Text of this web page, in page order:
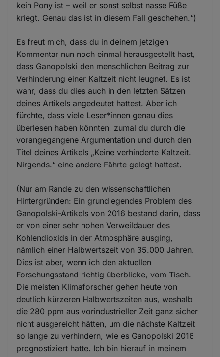
kein Pony ist – weil er sonst selbst nasse Füße
kriegt. Genau das ist in diesem Fall geschehen.“)
Es freut mich, dass du in deinem jetzigen
Kommentar nun noch einmal herausgestellt hast,
dass Ganopolski den menschlichen Beitrag zur
Verhinderung einer Kaltzeit nicht leugnet. Es ist
wahr, dass du dies auch in den letzten Sätzen
deines Artikels angedeutet hattest. Aber ich
fürchte, dass viele Leser*innen genau dies
überlesen haben könnten, zumal du durch die
vorangegangene Argumentation und durch den
Titel deines Artikels „Keine verhinderte Kaltzeit.
Nirgends.“ eine andere Fährte gelegt hattest.
(Nur am Rande zu den wissenschaftlichen
Hintergründen: Ein grundlegendes Problem des
Ganopolski-Artikels von 2016 bestand darin, dass
er von einer sehr hohen Verweildauer des
Kohlendioxids in der Atmosphäre ausging,
nämlich einer Halbwertszeit von 35.000 Jahren.
Dies ist aber, wenn ich den aktuellen
Forschungsstand richtig überblicke, vom Tisch.
Die meisten Klimaforscher gehen heute von
deutlich kürzeren Halbwertszeiten aus, weshalb
die 280 ppm aus vorindustrieller Zeit ganz sicher
nicht ausgereicht hätten, um die nächste Kaltzeit
so lange zu verhindern, wie es Ganopolski 2016
prognostiziert hatte. Ich bin hierauf in meinem